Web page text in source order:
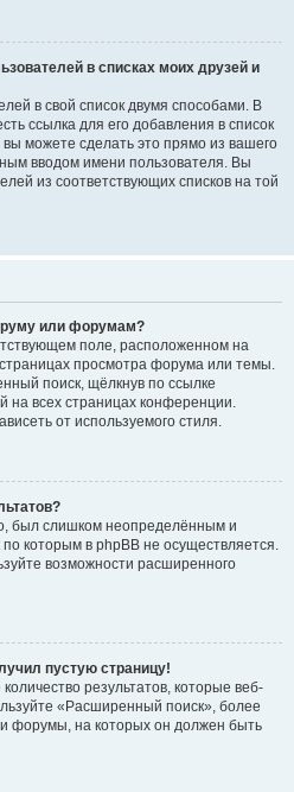
в списках моих друзей и
в свой список двумя способами. В
ссылка для его добавления в список
вы можете сделать это прямо из вашего
вводом имени пользователя. Вы
из соответствующих списков на той
или форумам?
поле, расположенном на
просмотра форума или темы.
поиск, щёлкнув по ссылке
на всех страницах конференции.
от используемого стиля.
был слишком неопределённым и
которым в phpBB не осуществляется.
возможности расширенного
пустую страницу!
результатов, которые веб-
«Расширенный поиск», более
и форумы, на которых он должен быть